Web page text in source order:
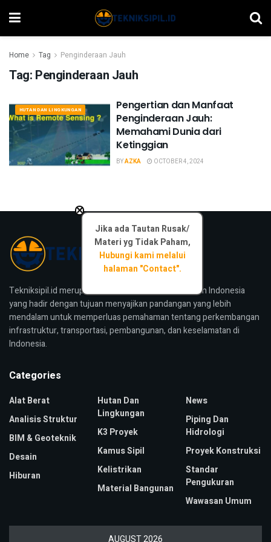
Home Tag Penginderaan Jauh
Tag: Penginderaan Jauh
HUTAN DAN LINGKUNGAN
Pengertian dan Manfaat
Penginderaan Jauh:
Memahami Dunia dari
Ketinggian
BYAZKA OCTOBER 4, 2024
Tekniksipil.id merupakan media konstruksi bangunan Indonesia
yang hadir dengan tujuan menyajikan pandangan yang lebih
mendalam untuk memperluas pemahaman tentang perkembangan
infrastruktur, transportasi, pembangunan, dan keselamatan di
Indonesia.
Jika ada Tautan Rusak/
Materi yg Tidak Paham,
Hubungi kami melalui
halaman "Contact".
×
Categories
Alat Berat
Analisis Struktur
BIM & Geoteknik
Desain
Hiburan
Hutan Dan
Lingkungan
K3 Proyek
Kamus Sipil
Kelistrikan
Material Bangunan
News
Piping Dan
Hidrologi
Proyek Konstruksi
Standar
Pengukuran
Wawasan Umum
AUGUST 2026